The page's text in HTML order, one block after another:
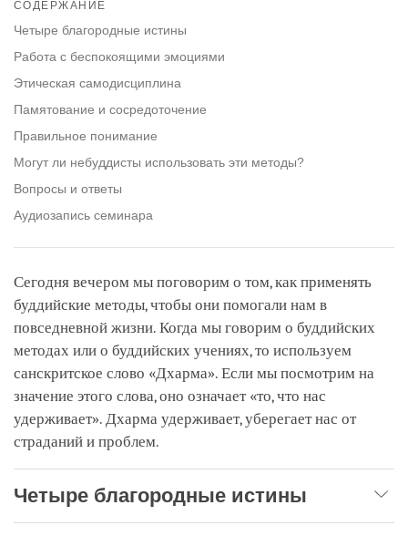
facebook
СОДЕРЖАНИЕ
Четыре благородные истины
Работа с беспокоящими эмоциями
Этическая самодисциплина
Памятование и сосредоточение
Правильное понимание
Могут ли небуддисты использовать эти методы?
Вопросы и ответы
Аудиозапись семинара
Сегодня вечером мы поговорим о том, как применять
буддийские методы, чтобы они помогали нам в
повседневной жизни. Когда мы говорим о буддийских
методах или о буддийских учениях, то используем
санскритское слово «Дхарма». Если мы посмотрим на
значение этого слова, оно означает «то, что нас
удерживает». Дхарма удерживает, уберегает нас от
страданий и проблем.
Четыре благородные истины